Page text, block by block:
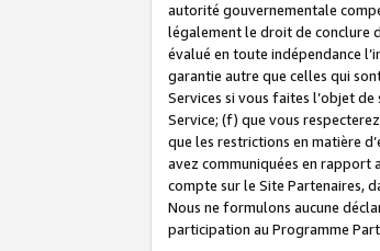
autorité gouvernementale
légalement le droit de conclure
évalué en toute indépendance
garantie autre que celles qui
Services si vous faites l’objet
Service; (f) que vous
que les restrictions en matière
avez communiquées en rapport
compte sur le Site Partenaires,
Nous ne formulons aucune
participation au Programme